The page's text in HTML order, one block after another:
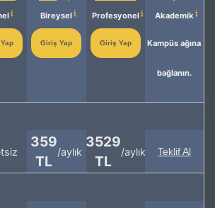
Bireysel
Giriş Yap
Profesyonel
Giriş Yap
Akademik
Kampüs ağına
bağlanın.
359
TL
/aylık
3529
TL
/aylık Teklif Al